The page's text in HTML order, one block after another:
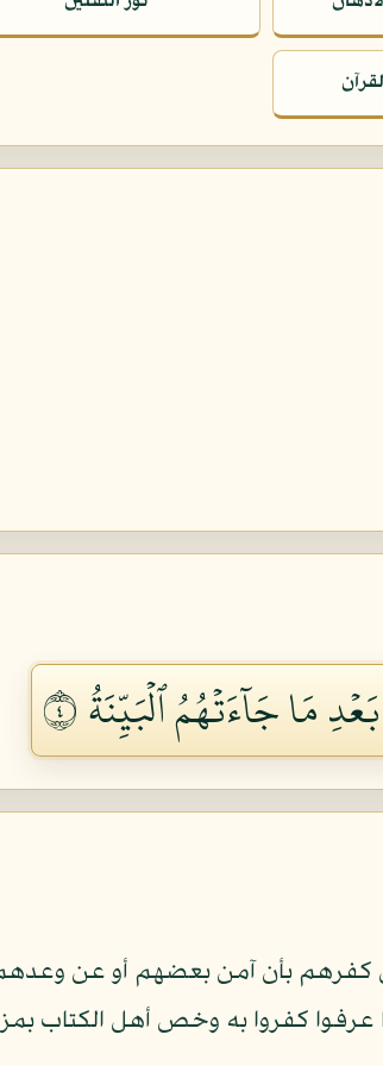
مَا جَآءَتۡهُمُ ٱلۡبَيِّنَةُ ٤
بأن آمن بعضهم أو عن وعدهم
كفروا به وخص أهل الكتاب